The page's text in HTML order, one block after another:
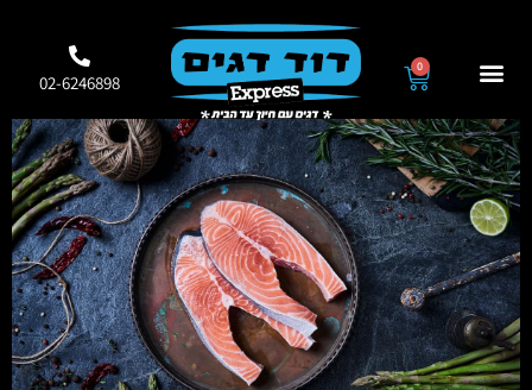
0
02-6246898